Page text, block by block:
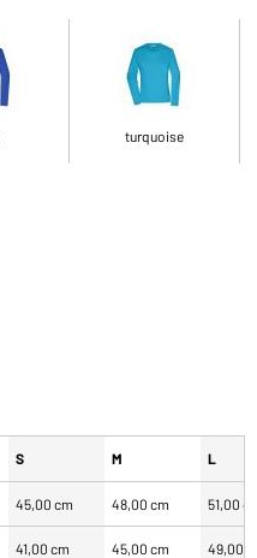
turquoise
S M L
45,00 cm 48,00 cm 51,00
41,00 cm 45,00 cm 49,00